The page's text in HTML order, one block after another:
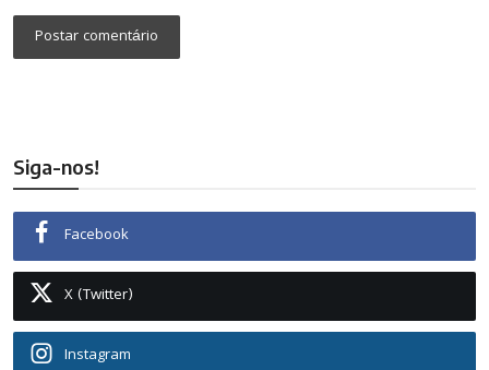
Postar comentário
Siga-nos!
Facebook
X (Twitter)
Instagram